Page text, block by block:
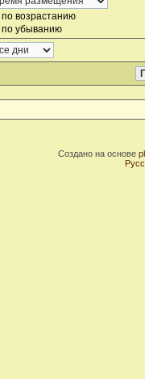
по возрастанию
по убыванию
Создано на основе